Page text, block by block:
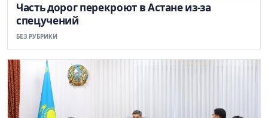
Часть дорог перекроют в Астане из-за
спецучений
БЕЗ РУБРИКИ